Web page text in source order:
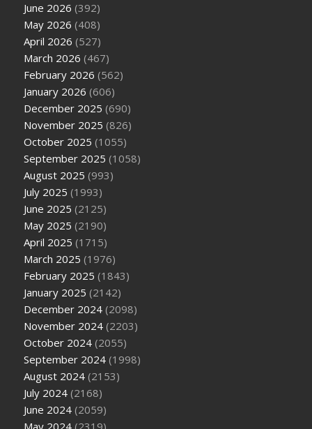
June 2026 (392)
May 2026 (408)
April 2026 (527)
March 2026 (467)
February 2026 (562)
January 2026 (606)
December 2025 (690)
November 2025 (826)
October 2025 (1055)
September 2025 (1058)
August 2025 (993)
July 2025 (1993)
June 2025 (2125)
May 2025 (2190)
April 2025 (1715)
March 2025 (1976)
February 2025 (1843)
January 2025 (2142)
December 2024 (2098)
November 2024 (2203)
October 2024 (2055)
September 2024 (1998)
August 2024 (2153)
July 2024 (2168)
June 2024 (2059)